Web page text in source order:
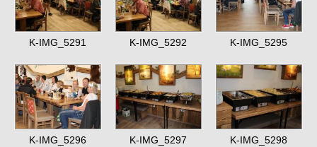
K-IMG_5291 K-IMG_5292 K-IMG_5295
K-IMG_5296 K-IMG_5297 K-IMG_5298